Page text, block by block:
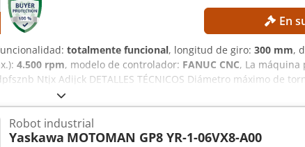
En
totalmente funcional, longitud de giro: 300 mm,
4.500 rpm, modelo de controlador: FANUC CNC, La máquina
Ntjx Adijck DETALLES TÉCNICOS Diámetro máximo de
del orificio del husillo: aprox. 52 mm Velocidad máxima del
MÁQUINA Control: FANUC CNC Peso de la máquina: aprox.
h Tensión: CA 380 V (con o sin transformador) Potencia
kA Capacidad de cortocircuito: 10 kA Potencia del motor
Robot industrial
Yaskawa MOTOMAN GP8 YR-1-06VX8-A00